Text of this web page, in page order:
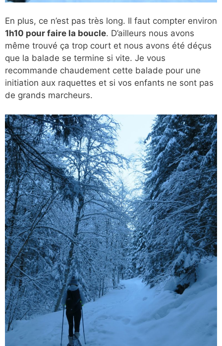
En plus, ce n’est pas très long. Il faut compter environ
1h10 pour faire la boucle. D’ailleurs nous avons
même trouvé ça trop court et nous avons été déçus
que la balade se termine si vite. Je vous
recommande chaudement cette balade pour une
initiation aux raquettes et si vos enfants ne sont pas
de grands marcheurs.